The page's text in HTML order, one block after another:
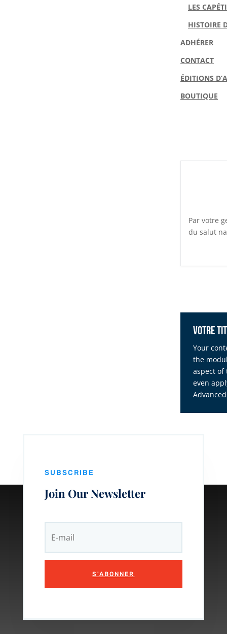
LES
HISTOIRE
ADHÉRER
CONTACT
ÉDITIONS
BOUTIQUE
Par votre
du salut
Votre
Your
the
aspect of
even
SUBSCRIBE
Join Our Newsletter
S'ABONNER